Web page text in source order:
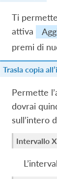
Ti
attiva
premi di
Trasla copia
Permette
dovrai
sull’intero
Intervallo X